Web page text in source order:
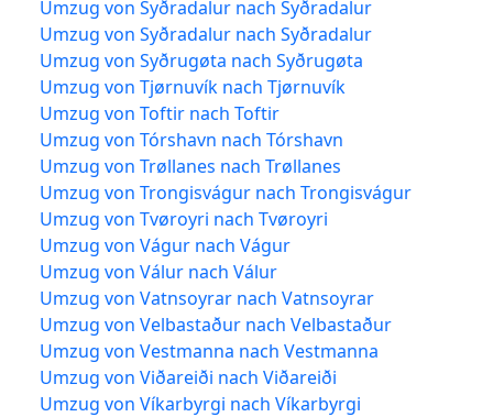
Umzug von Syðradalur nach Syðradalur
Umzug von Syðradalur nach Syðradalur
Umzug von Syðrugøta nach Syðrugøta
Umzug von Tjørnuvík nach Tjørnuvík
Umzug von Toftir nach Toftir
Umzug von Tórshavn nach Tórshavn
Umzug von Trøllanes nach Trøllanes
Umzug von Trongisvágur nach Trongisvágur
Umzug von Tvøroyri nach Tvøroyri
Umzug von Vágur nach Vágur
Umzug von Válur nach Válur
Umzug von Vatnsoyrar nach Vatnsoyrar
Umzug von Velbastaður nach Velbastaður
Umzug von Vestmanna nach Vestmanna
Umzug von Viðareiði nach Viðareiði
Umzug von Víkarbyrgi nach Víkarbyrgi